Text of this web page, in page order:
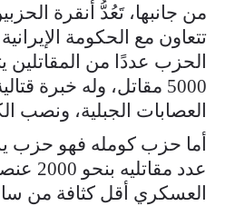
من جانبها، تَعُدُّ أنقرة
تتعاون مع الحكومة
5000 مقاتل، وله خبرة
العصابات الجبلية، ونصب
أما حزب كومله فهو حزب
عدد
العسكري أقل كثافة من